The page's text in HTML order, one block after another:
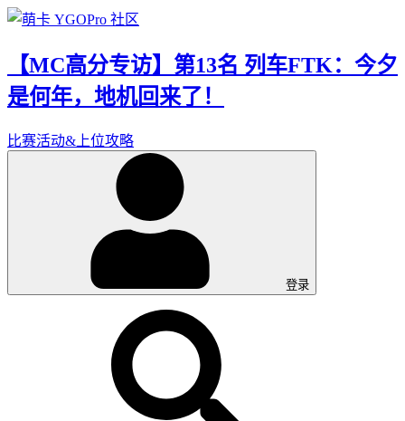
【MC高分专访】第13名 列车FTK：今夕
是何年，地机回来了！
比赛活动&上位攻略
登录